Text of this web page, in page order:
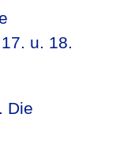
u. 18.
Die